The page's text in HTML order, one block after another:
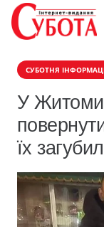
СУБОТНЯ
У
їх